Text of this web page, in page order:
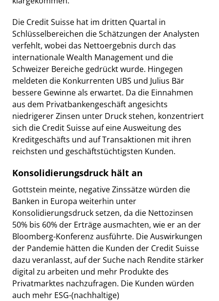
Die Credit Suisse hat im dritten Quartal in
Schlüsselbereichen die Schätzungen der Analysten
verfehlt, wobei das Nettoergebnis durch das
internationale Wealth Management und die
Schweizer Bereiche gedrückt wurde. Hingegen
meldeten die Konkurrenten UBS und Julius Bär
bessere Gewinne als erwartet. Da die Einnahmen
aus dem Privatbankengeschäft angesichts
niedrigerer Zinsen unter Druck stehen, konzentriert
sich die Credit Suisse auf eine Ausweitung des
Kreditgeschäfts und auf Transaktionen mit ihren
reichsten und geschäftstüchtigsten Kunden.
Konsolidierungsdruck hält an
Gottstein meinte, negative Zinssätze würden die
Banken in Europa weiterhin unter
Konsolidierungsdruck setzen, da die Nettozinsen
50% bis 60% der Erträge ausmachten, wie er an der
Bloomberg-Konferenz ausführte. Die Auswirkungen
der Pandemie hätten die Kunden der Credit Suisse
dazu veranlasst, auf der Suche nach Rendite stärker
digital zu arbeiten und mehr Produkte des
Privatmarktes nachzufragen. Die Kunden würden
auch mehr ESG-(nachhaltige)